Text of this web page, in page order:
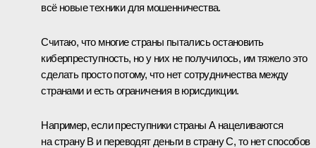
всё новые техники для мошенничества.
Считаю, что многие страны пытались остановить
киберпреступность, но у них не получилось, им тяжело это
сделать просто потому, что нет сотрудничества между
странами и есть ограничения в юрисдикции.
Например, если преступники страны А нацеливаются
на страну B и переводят деньги в страну С, то нет способов